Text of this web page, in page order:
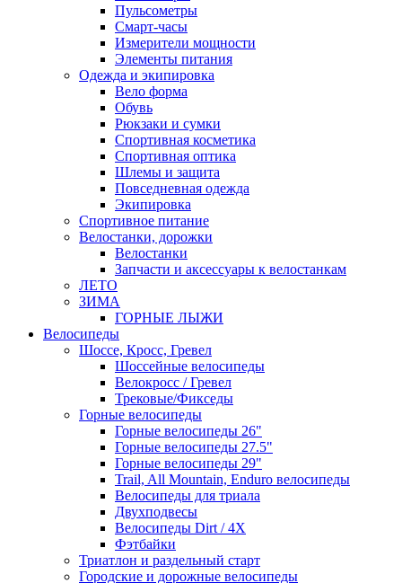
Пульсометры
Смарт-часы
Измерители мощности
Элементы питания
Одежда и экипировка
Вело форма
Обувь
Рюкзаки и сумки
Спортивная косметика
Спортивная оптика
Шлемы и защита
Повседневная одежда
Экипировка
Спортивное питание
Велостанки, дорожки
Велостанки
Запчасти и аксессуары к велостанкам
ЛЕТО
ЗИМА
ГОРНЫЕ ЛЫЖИ
Велосипеды
Шоссе, Кросс, Гревел
Шоссейные велосипеды
Велокросс / Гревел
Трековые/Фикседы
Горные велосипеды
Горные велосипеды 26"
Горные велосипеды 27.5"
Горные велосипеды 29"
Trail, All Mountain, Enduro велосипеды
Велосипеды для триала
Двухподвесы
Велосипеды Dirt / 4X
Фэтбайки
Триатлон и раздельный старт
Городские и дорожные велосипеды